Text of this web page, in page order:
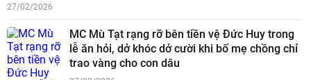
27/02/2026
MC Mù Tạt rạng rỡ bên tiền vệ Đức Huy trong
lễ ăn hỏi, dở khóc dở cười khi bố mẹ chồng chỉ
trao vàng cho con dâu